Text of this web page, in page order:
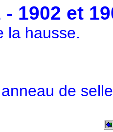
- 1902 et
la hausse.
de